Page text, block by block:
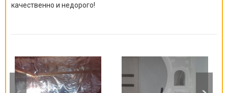
качественно и недорого!